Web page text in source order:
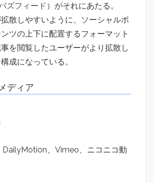
ズフィード） がそれにあたる。
散しやすいように、ソーシャルボ
ツの上下に配置するフォーマット
を閲覧したユーザーがより拡散し
成になっている。
ディア
、Vimeo、ニコニコ動